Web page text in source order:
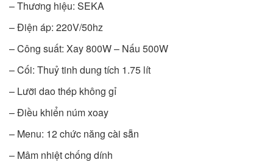
– Thương hiệu: SEKA
– Điện áp: 220V/50hz
– Công suất: Xay 800W – Nấu 500W
– Cối: Thuỷ tinh dung tích 1.75 lít
– Lưỡi dao thép không gỉ
– Điều khiển núm xoay
– Menu: 12 chức năng cài sẵn
– Mâm nhiệt chống dính